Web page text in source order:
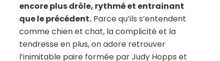
encore plus drôle, rythmé et entrainant
que le précédent. Parce qu’ils s’entendent
comme chien et chat, la complicité et la
tendresse en plus, on adore retrouver
l’inimitable paire formée par Judy Hopps et